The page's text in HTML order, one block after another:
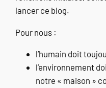
lancer ce blog.
Pour nous :
l’humain doit
l’environnement
notre « maison »